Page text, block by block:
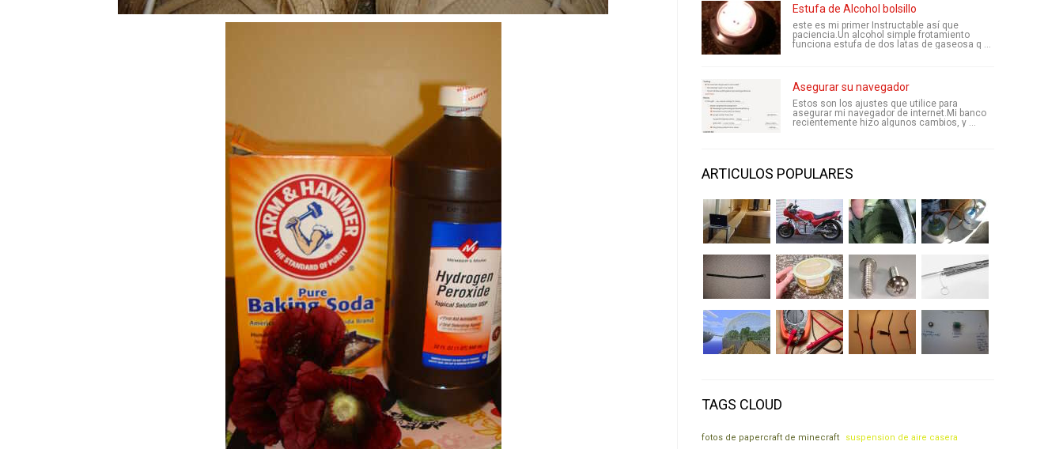
Estufa de Alcohol bolsillo
este es mi primer Instructable así que
paciencia.Un alcohol simple frotamiento
funciona estufa de dos latas de gaseosa q ...
Asegurar su navegador
Estos son los ajustes que utilice para
asegurar mi navegador de internet.Mi banco
recientemente hizo algunos cambios, y ...
ARTICULOS POPULARES
TAGS CLOUD
fotos de papercraft de minecraft
suspension de aire casera